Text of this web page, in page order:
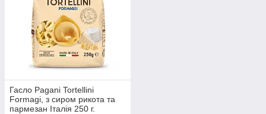
Гасло Pagani Tortellini
Formagi, з сиром рикота та
пармезан Італія 250 г.